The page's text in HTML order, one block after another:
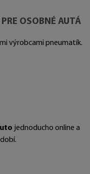
OSOBNÉ AUTÁ
výrobcami pneumatík.
jednoducho online a